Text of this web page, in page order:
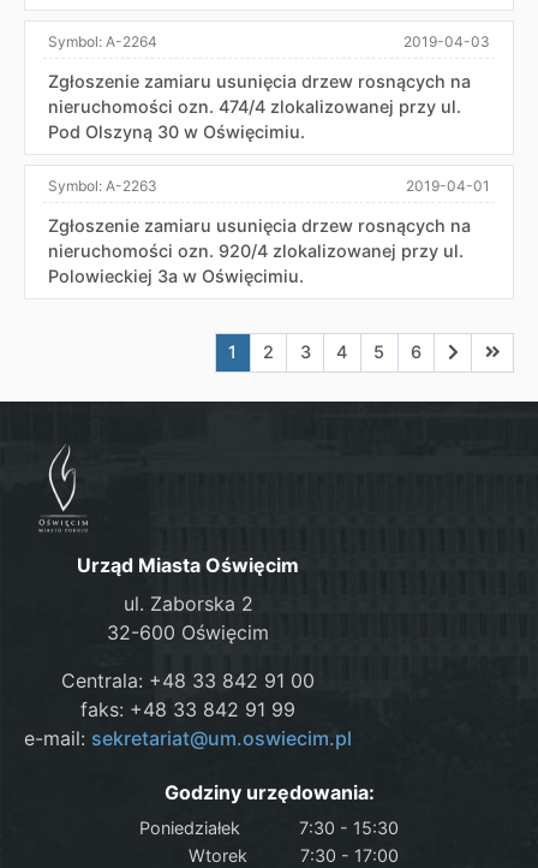
Symbol: A-2264 2019-04-03
Zgłoszenie zamiaru usunięcia drzew rosnących na
nieruchomości ozn. 474/4 zlokalizowanej przy ul.
Pod Olszyną 30 w Oświęcimiu.
Symbol: A-2263 2019-04-01
Zgłoszenie zamiaru usunięcia drzew rosnących na
nieruchomości ozn. 920/4 zlokalizowanej przy ul.
Polowieckiej 3a w Oświęcimiu.
Aktualna strona nr 1
1 Przejdź do strony nr 2
2 Przejdź do strony nr 3
3 Przejdź do strony nr 4
4 Przejdź do strony
5 Przejdź do
6 Przejdź
Urząd Miasta Oświęcim
ul. Zaborska 2
32-600 Oświęcim
Centrala: +48 33 842 91 00
faks: +48 33 842 91 99
e-mail: sekretariat@um.oswiecim.pl
Godziny urzędowania:
Poniedziałek
7:30 - 15:30
Wtorek
7:30 - 17:00